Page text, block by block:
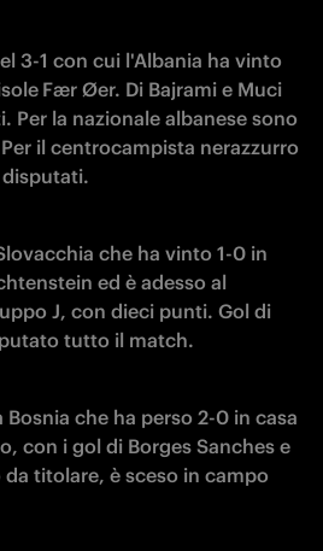
3-1 con cui l'Albania ha vinto
Fær Øer. Di Bajrami e Muci
Per la nazionale albanese sono
il centrocampista nerazzurro
che ha vinto 1-0 in
ed è adesso al
J, con dieci punti. Gol di
tutto il match.
che ha perso 2-0 in casa
con i gol di Borges Sanches e
titolare, è sceso in campo